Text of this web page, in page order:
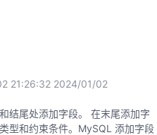
21:26:32 2024/01/02
结尾处添加字段。 在末尾添加字
型和约束条件。MySQL 添加字段